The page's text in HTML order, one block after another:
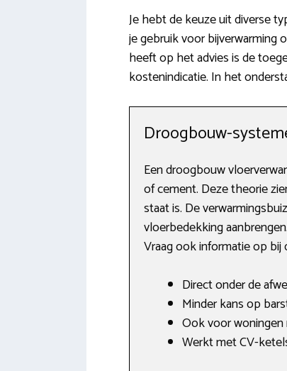
Je hebt de keuze uit diverse
je gebruik voor
heeft op het advies is de
kostenindicatie. In het
Droogbouw-
Een droogbouw
of cement. Deze theorie
staat is. De
vloerbedekking
Vraag ook informatie op
Direct onder de
Minder kans op
Ook voor
Werkt met CV-